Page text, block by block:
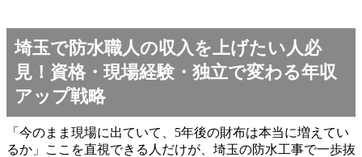
埼玉で防水職人の収入を上げたい人必
見！資格・現場経験・独立で変わる年収
アップ戦略
「今のまま現場に出ていて、5年後の財布は本当に増えてい
るか」ここを直視できる人だけが、埼玉の防水工事で一歩抜